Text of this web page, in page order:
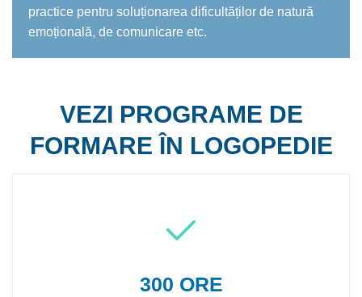
practice pentru soluționarea dificultăților de natură
emoțională, de comunicare etc.
VEZI PROGRAME DE
FORMARE ÎN LOGOPEDIE
300 ORE